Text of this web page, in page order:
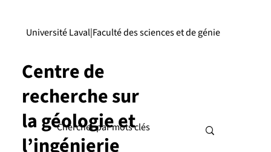
Centre de
recherche sur
la géologie et
l’ingénierie
|
Université Laval Faculté des sciences et de génie